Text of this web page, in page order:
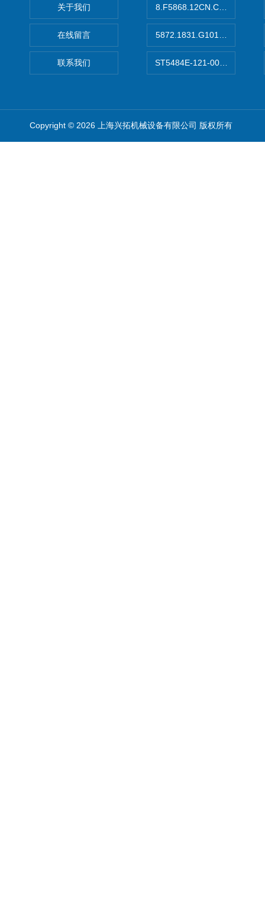
关于我们
在线留言
联系我们
8.F5868.12CN.C122德国
5872.1831.G101德国库伯勒
ST5484E-121-0032-00美国
Copyright © 2026 上海兴拓机械设备有限公司 版权所有